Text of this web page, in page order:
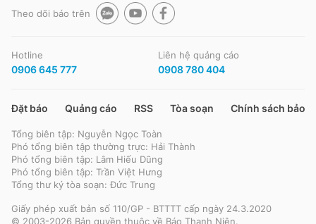
Theo dõi báo trên
Hotline
0906 645 777
Liên hệ quảng cáo
0908 780 404
Đặt báo Quảng cáo RSS Tòa soạn Chính sách bảo
Tổng biên tập: Nguyễn Ngọc Toàn
Phó tổng biên tập thường trực: Hải Thành
Phó tổng biên tập: Lâm Hiếu Dũng
Phó tổng biên tập: Trần Việt Hưng
Tổng thư ký tòa soạn: Đức Trung
Giấy phép xuất bản số 110/GP - BTTTT cấp ngày 24.3.2020
© 2003-2026 Bản quyền thuộc về Báo Thanh Niên.